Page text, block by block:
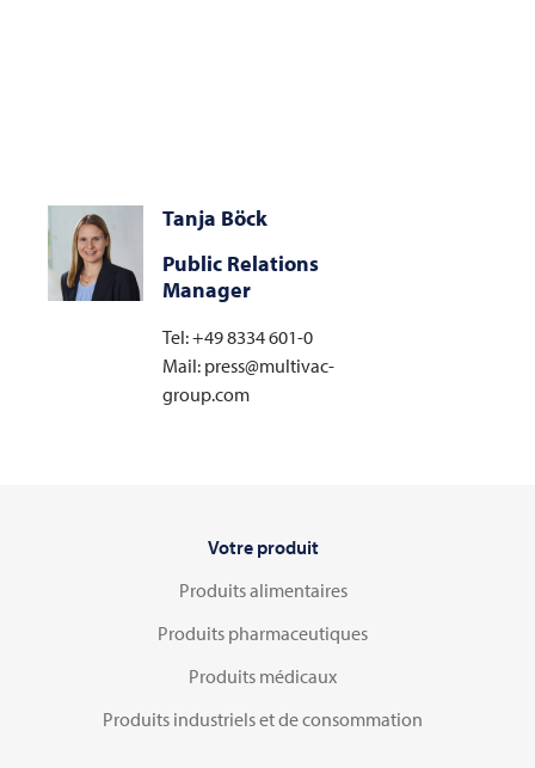
Tanja Böck
Public Relations
Manager
Tel: +49 8334 601-0
Mail: press@multivac-
group.com
Votre produit
Produits alimentaires
Produits pharmaceutiques
Produits médicaux
Produits industriels et de consommation